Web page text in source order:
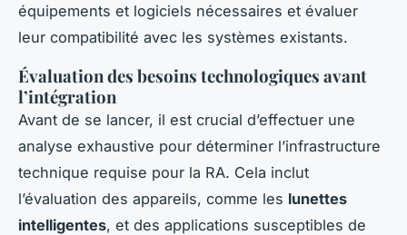
équipements et logiciels nécessaires et évaluer
leur compatibilité avec les systèmes existants.
Évaluation des besoins technologiques avant
l’intégration
Avant de se lancer, il est crucial d’effectuer une
analyse exhaustive pour déterminer l’infrastructure
technique requise pour la RA. Cela inclut
l’évaluation des appareils, comme les lunettes
intelligentes, et des applications susceptibles de